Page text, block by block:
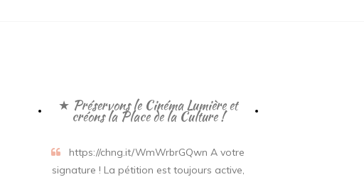
★ Préservons le Cinéma Lumière et
créons la Place de la Culture !
https://chng.it/WmWrbrGQwn A votre
signature ! La pétition est toujours active,